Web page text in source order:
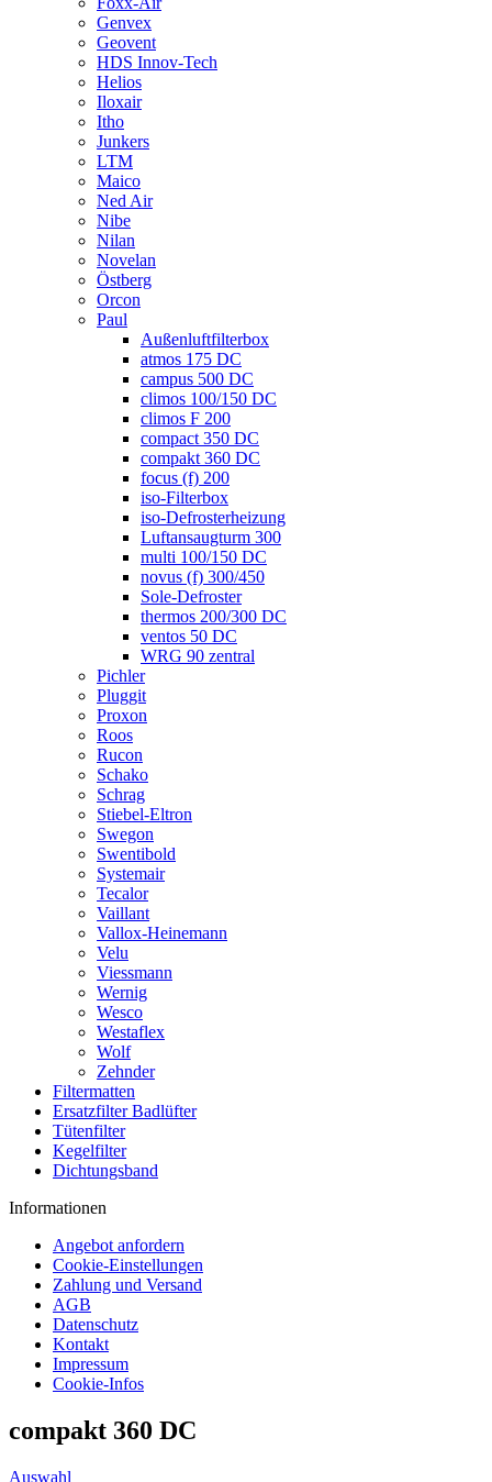
Genvex
Geovent
HDS Innov-Tech
Helios
Iloxair
Itho
Junkers
LTM
Maico
Ned Air
Nibe
Nilan
Novelan
Östberg
Orcon
Paul
Außenluftfilterbox
atmos 175 DC
campus 500 DC
climos 100/150 DC
climos F 200
compact 350 DC
compakt 360 DC
focus (f) 200
iso-Filterbox
iso-Defrosterheizung
Luftansaugturm 300
multi 100/150 DC
novus (f) 300/450
Sole-Defroster
thermos 200/300 DC
ventos 50 DC
WRG 90 zentral
Pichler
Pluggit
Proxon
Roos
Rucon
Schako
Schrag
Stiebel-Eltron
Swegon
Swentibold
Systemair
Tecalor
Vaillant
Vallox-Heinemann
Velu
Viessmann
Wernig
Wesco
Westaflex
Wolf
Zehnder
Filtermatten
Ersatzfilter Badlüfter
Tütenfilter
Kegelfilter
Dichtungsband
Informationen
Angebot anfordern
Cookie-Einstellungen
Zahlung und Versand
AGB
Datenschutz
Kontakt
Impressum
Cookie-Infos
compakt 360 DC
Auswahl